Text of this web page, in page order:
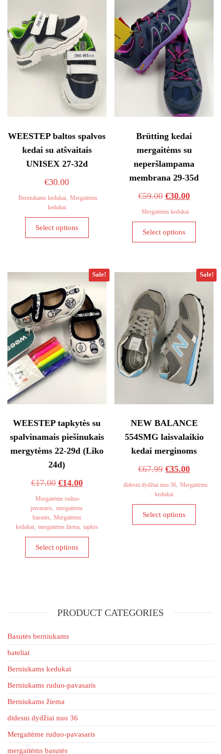
WEESTEP baltos spalvos
kedai su atšvaitais
UNISEX 27-32d
€30.00
Berniukams kedukai
Mergaitėms
kedukai
Select options
This
variants.
The
may
be
chosen
on
the
product
Brütting kedai
mergaitėms su
neperšlampama
membrana 29-35d
€59.00 Original
price
was:
€59.00.
€30.00Current
is:
Mergaitėms kedukai
Select options
The
options
may
be
chosen
on
the
product
page
Sale!
WEESTEP tapkytės su
spalvinamais piešinukais
mergytėms 22-29d (Liko
24d)
€17.00 Original
price
was:
€17.00.
€14.00Current
is:
€14.00.
Mergaitėme ruduo-
pavasaris, mergaitėms
basutės, Mergaitėms
kedukai, mergaitėms žiema, tapkės
Select options
This
options
product
Sale!
NEW BALANCE
554SMG laisvalaikio
kedai merginoms
€67.99 Original
price
was:
€67.99.
€35.00Current
price
didesni dydžiai nuo 36, Mergaitėms
kedukai
Select options
chosen
PRODUCT CATEGORIES
Basutės berniukams
bateliai
Berniukams kedukai
Berniukams ruduo-pavasaris
Berniukams žiema
didesni dydžiai nuo 36
Mergaitėme ruduo-pavasaris
mergaitėms basutės